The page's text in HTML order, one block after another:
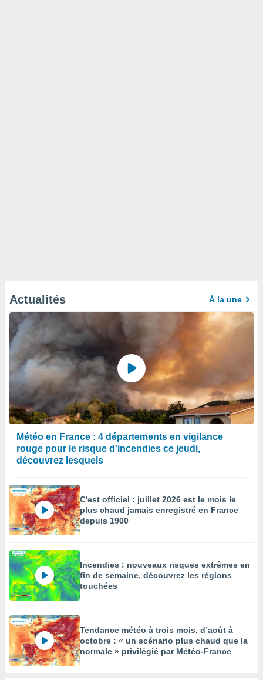
Actualités À la une
Météo en France : 4 départements en vigilance
rouge pour le risque d'incendies ce jeudi,
découvrez lesquels
C'est officiel : juillet 2026 est le mois le
plus chaud jamais enregistré en France
depuis 1900
Incendies : nouveaux risques extrêmes en
fin de semaine, découvrez les régions
touchées
Tendance météo à trois mois, d’août à
octobre : « un scénario plus chaud que la
normale » privilégié par Météo-France